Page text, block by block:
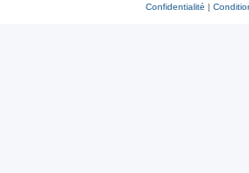
Confidentialité |